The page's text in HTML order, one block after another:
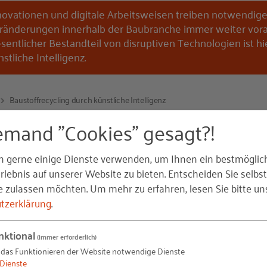
und digitale Arbeitsweisen treiben notwendige
innerhalb der Baubranche immer weiter
Bestandteil von disruptiven Technologien ist
Intelligenz.
Baustoffrecycling durch künstliche Intelligenz
künstliche Intelligenz erkennen,
zu den Schlüsselthemen, um die Baubranche mit
von künstlicher Intelligenz möchte man den
Materialströme können erkannt, deren
Wiederverwendung von Baustoffen
"Cookies" gesagt?!
gerne einige Dienste verwenden, um Ihnen ein
auf unserer Website zu bieten. Entscheiden Sie
zulassen möchten.Um mehr zu erfahren, lesen Sie bitte
.
(immer erforderlich)
Funktionieren der Website notwendige Dienste
Dienste